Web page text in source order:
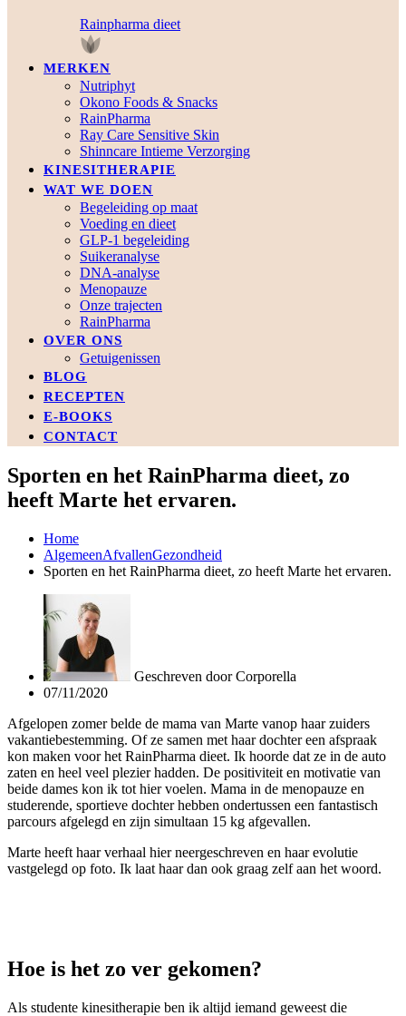
Rainpharma dieet
MERKEN
Nutriphyt
Okono Foods & Snacks
RainPharma
Ray Care Sensitive Skin
Shinncare Intieme Verzorging
KINESITHERAPIE
WAT WE DOEN
Begeleiding op maat
Voeding en dieet
GLP-1 begeleiding
Suikeranalyse
DNA-analyse
Menopauze
Onze trajecten
RainPharma
OVER ONS
Getuigenissen
BLOG
RECEPTEN
E-BOOKS
CONTACT
Sporten en het RainPharma dieet, zo
heeft Marte het ervaren.
Home
AlgemeenAfvallenGezondheid
Sporten en het RainPharma dieet, zo heeft Marte het ervaren.
Geschreven doorCorporella
07/11/2020
Afgelopen zomer belde de mama van Marte vanop haar zuiders
vakantiebestemming. Of ze samen met haar dochter een afspraak
kon maken voor het RainPharma dieet. Ik hoorde dat ze in de auto
zaten en heel veel plezier hadden. De positiviteit en motivatie van
beide dames kon ik tot hier voelen. Mama in de menopauze en
studerende, sportieve dochter hebben ondertussen een fantastisch
parcours afgelegd en zijn simultaan 15 kg afgevallen.
Marte heeft haar verhaal hier neergeschreven en haar evolutie
vastgelegd op foto. Ik laat haar dan ook graag zelf aan het woord.
Hoe is het zo ver gekomen?
Als studente kinesitherapie ben ik altijd iemand geweest die